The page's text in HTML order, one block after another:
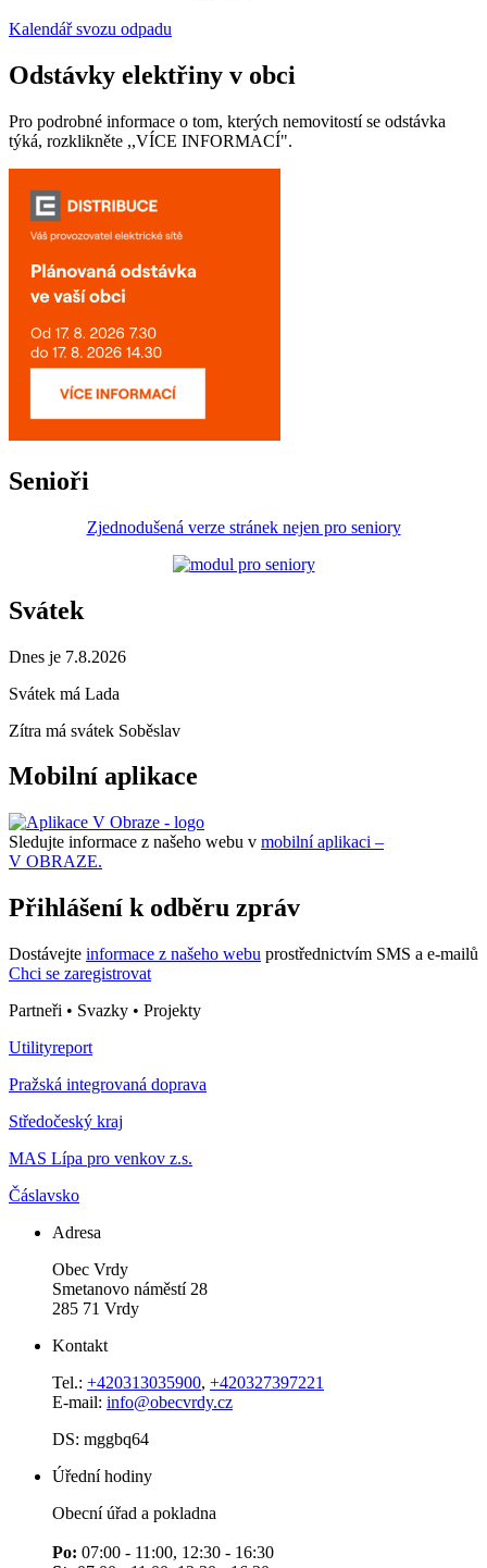
Kalendář svozu odpadu
Odstávky elektřiny v obci
Pro podrobné informace o tom, kterých nemovitostí se odstávka
týká, rozklikněte ,,VÍCE INFORMACÍ".
Senioři
Zjednodušená verze stránek nejen pro seniory
Svátek
Dnes je 7.8.2026
Svátek má Lada
Zítra má svátek Soběslav
Mobilní aplikace
Sledujte informace z našeho webu v mobilní aplikaci –
V OBRAZE.
Přihlášení k odběru zpráv
Dostávejte informace z našeho webu prostřednictvím SMS a e-mailů
Chci se zaregistrovat
Partneři • Svazky • Projekty
Utilityreport
Pražská integrovaná doprava
Středočeský kraj
MAS Lípa pro venkov z.s.
Čáslavsko
Adresa
Obec Vrdy
Smetanovo náměstí 28
285 71 Vrdy
Kontakt
Tel.: +420313035900, +420327397221
E-mail: info@obecvrdy.cz
DS: mggbq64
Úřední hodiny
Obecní úřad a pokladna
Po: 07:00 - 11:00, 12:30 - 16:30